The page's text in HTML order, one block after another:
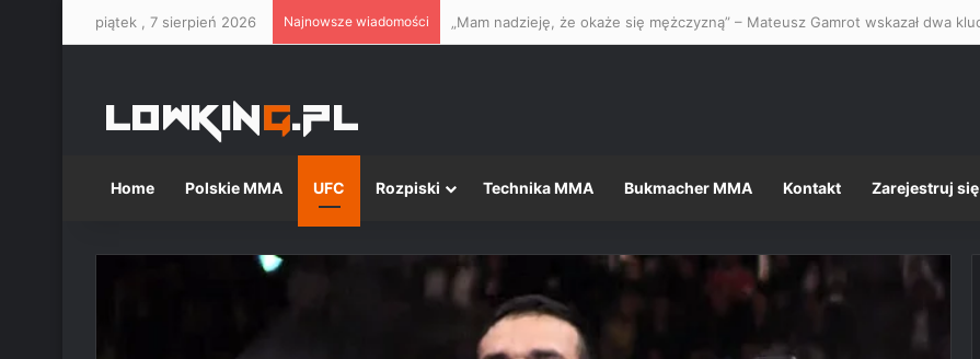
piątek , 7 sierpień 2026 Najnowsze wiadomości
Home Polskie MMA UFC Rozpiski Technika MMA Bukmacher MMA Kontakt Zarejestruj się